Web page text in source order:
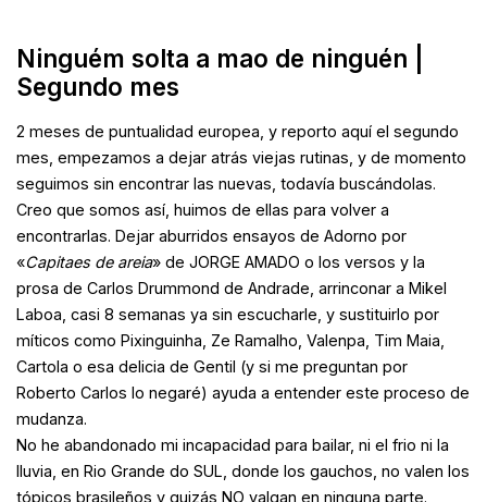
Ninguém solta a mao de ninguén |
Segundo mes
2 meses de puntualidad europea, y reporto aquí el segundo
mes, empezamos a dejar atrás viejas rutinas, y de momento
seguimos sin encontrar las nuevas, todavía buscándolas.
Creo que somos así, huimos de ellas para volver a
encontrarlas. Dejar aburridos ensayos de Adorno por
«Capitaes de areia» de JORGE AMADO o los versos y la
prosa de Carlos Drummond de Andrade, arrinconar a Mikel
Laboa, casi 8 semanas ya sin escucharle, y sustituirlo por
míticos como Pixinguinha, Ze Ramalho, Valenpa, Tim Maia,
Cartola o esa delicia de Gentil (y si me preguntan por
Roberto Carlos lo negaré) ayuda a entender este proceso de
mudanza.
No he abandonado mi incapacidad para bailar, ni el frio ni la
lluvia, en Rio Grande do SUL, donde los gauchos, no valen los
tópicos brasileños y quizás NO valgan en ninguna parte.